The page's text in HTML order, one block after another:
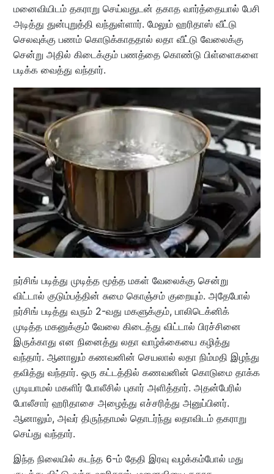
மனைவியிடம் தகராறு செய்வதுடன் தகாத வார்த்தையால் பேசி
அடித்து துன்புறுத்தி வந்துள்ளார். மேலும் ஹரிதாஸ் வீட்டு
செலவுக்கு பணம் கொடுக்காததால் லதா வீட்டு வேலைக்கு
சென்று அதில் கிடைக்கும் பணத்தை கொண்டு பிள்ளைகளை
படிக்க வைத்து வந்தார்.
நர்சிங் படித்து முடித்த மூத்த மகள் வேலைக்கு சென்று
விட்டால் குடும்பத்தின் சுமை கொஞ்சம் குறையும். அதேபோல்
நர்சிங் படித்து வரும் 2-வது மகளுக்கும், பாலிடெக்னிக்
முடித்த மகனுக்கும் வேலை கிடைத்து விட்டால் பிரச்சினை
இருக்காது என நினைத்து லதா வாழ்க்கையை கழித்து
வந்தார். ஆனாலும் கணவனின் செயலால் லதா நிம்மதி இழந்து
தவித்து வந்தார். ஒரு கட்டத்தில் கணவனின் கொடுமை தாக்க
முடியாமல் மகளிர் போலீசில் புகார் அளித்தார். அதன்பேரில்
போலீசார் ஹரிதாசை அழைத்து எச்சரித்து அனுப்பினர்.
ஆனாலும், அவர் திருந்தாமல் தொடர்ந்து லதாவிடம் தகராறு
செய்து வந்தார்.
இந்த நிலையில் கடந்த 6-ம் தேதி இரவு வழக்கம்போல் மது